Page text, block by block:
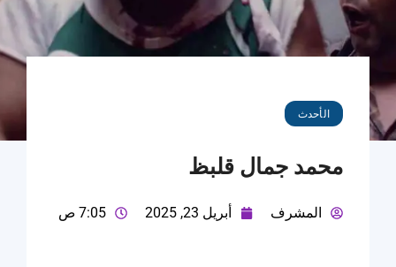
الأحدث
محمد جمال قلبظ
المشرف أبريل 23, 2025 7:05 ص